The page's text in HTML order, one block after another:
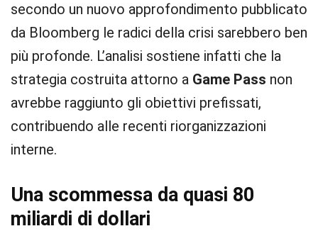
secondo un nuovo approfondimento pubblicato
da Bloomberg le radici della crisi sarebbero ben
più profonde. L’analisi sostiene infatti che la
strategia costruita attorno a Game Pass non
avrebbe raggiunto gli obiettivi prefissati,
contribuendo alle recenti riorganizzazioni
interne.
Una scommessa da quasi 80
miliardi di dollari